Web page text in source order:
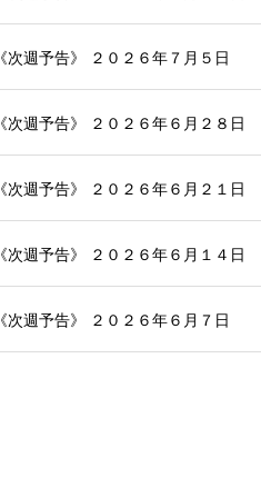
《次週予告》 ２０２６年７月５日
《次週予告》 ２０２６年６月２８日
《次週予告》 ２０２６年６月２１日
《次週予告》 ２０２６年６月１４日
《次週予告》 ２０２６年６月７日